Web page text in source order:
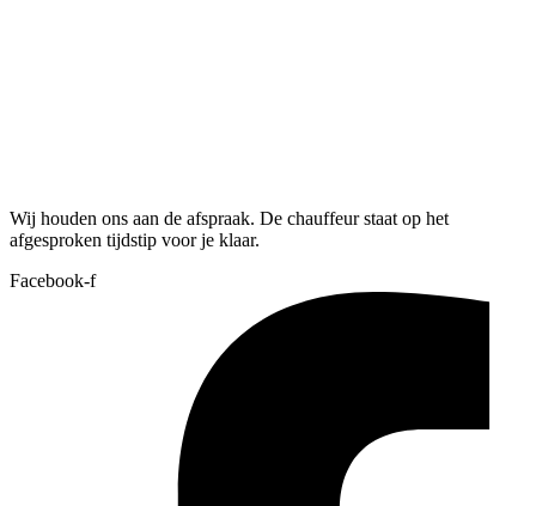
Wij houden ons aan de afspraak. De chauffeur staat op het
afgesproken tijdstip voor je klaar.
Facebook-f